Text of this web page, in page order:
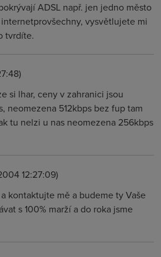
ADSL např. jen jedno město
vysvětlujete mi
tvrdíte.
si lhar, ceny v zahranici jsou
neomezena 512kbps bez fup tam
tu nelzi u nas neomezena 256kbps
12:27:09)
kontaktujte mě a budeme ty Vaše
s 100% marží a do roka jsme